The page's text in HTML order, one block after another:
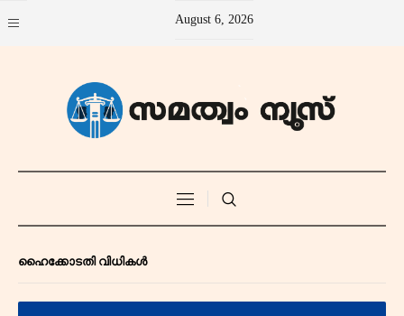
August 6, 2026
ഹൈക്കോടതി വിധികൾ